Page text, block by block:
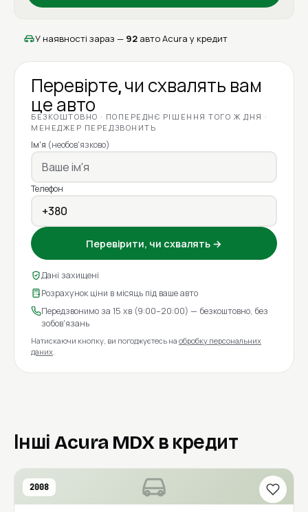
У наявності зараз — 92 авто Acura у кредит
Перевірте, чи схвалять вам
це авто
БЕЗКОШТОВНО · ПОПЕРЕДНЄ РІШЕННЯ ТОГО Ж ДНЯ ·
МЕНЕДЖЕР ПЕРЕДЗВОНИТЬ
Ім'я (необов'язково)
Телефон
Перевірити, чи схвалять →
Дані захищені
Розрахунок ціни в місяць під ваше авто
Передзвонимо за 15 хв (9:00–20:00) — безкоштовно, без
зобов'язань
Натискаючи кнопку, ви погоджуєтесь на обробку персональних
даних.
Інші Acura MDX в кредит
2008